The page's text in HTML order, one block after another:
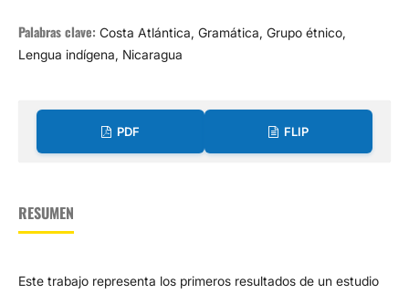
Palabras clave: Costa Atlántica, Gramática, Grupo étnico,
Lengua indígena, Nicaragua
PDF FLIP
RESUMEN
Este trabajo representa los primeros resultados de un estudio